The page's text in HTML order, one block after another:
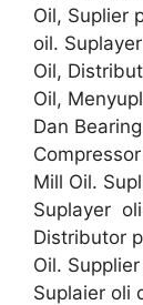
Oil, Suplier
oil.
Oil,
Oil,
Dan
Mill Oil.
Suplayer
Distributor
Oil.
Suplaier oli